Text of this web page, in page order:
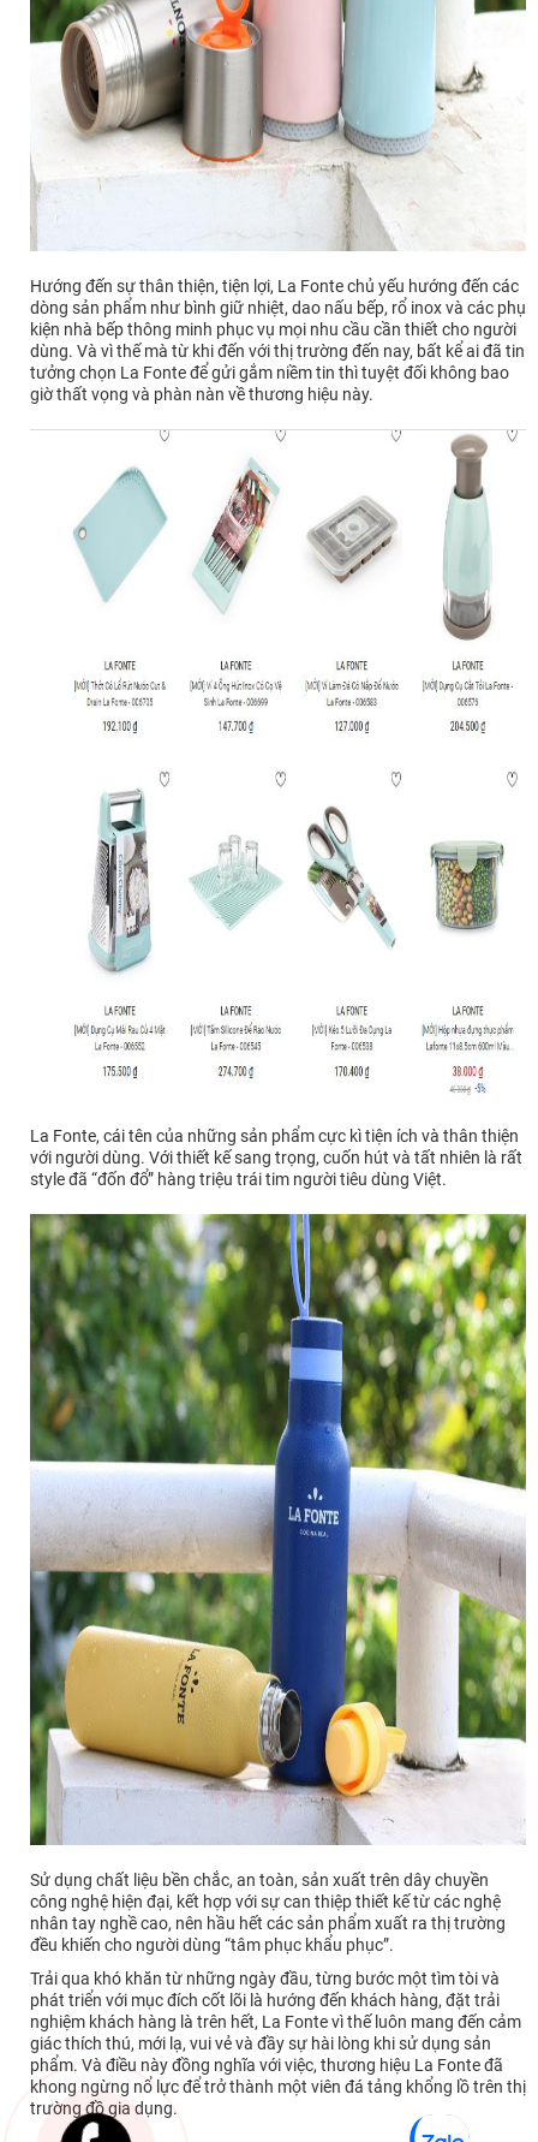
Hướng đến sự thân thiện, tiện lợi, La Fonte chủ yếu hướng đến các
dòng sản phẩm như bình giữ nhiệt, dao nấu bếp, rổ inox và các phụ
kiện nhà bếp thông minh phục vụ mọi nhu cầu cần thiết cho người
dùng. Và vì thế mà từ khi đến với thị trường đến nay, bất kể ai đã tin
tưởng chọn La Fonte để gửi gắm niềm tin thì tuyệt đối không bao
giờ thất vọng và phàn nàn về thương hiệu này.
La Fonte, cái tên của những sản phẩm cực kì tiện ích và thân thiện
với người dùng. Với thiết kế sang trọng, cuốn hút và tất nhiên là rất
style đã “đốn đổ” hàng triệu trái tim người tiêu dùng Việt.
Sử dụng chất liệu bền chắc, an toàn, sản xuất trên dây chuyền
công nghệ hiện đại, kết hợp với sự can thiệp thiết kế từ các nghệ
nhân tay nghề cao, nên hầu hết các sản phẩm xuất ra thị trường
đều khiến cho người dùng “tâm phục khẩu phục”.
Trải qua khó khăn từ những ngày đầu, từng bước một tìm tòi và
phát triển với mục đích cốt lõi là hướng đến khách hàng, đặt trải
nghiệm khách hàng là trên hết, La Fonte vì thế luôn mang đến cảm
giác thích thú, mới lạ, vui vẻ và đầy sự hài lòng khi sử dụng sản
phẩm. Và điều này đồng nghĩa với việc, thương hiệu La Fonte đã
khong ngừng nổ lực để trở thành một viên đá tảng khổng lồ trên thị
trường đồ gia dụng.